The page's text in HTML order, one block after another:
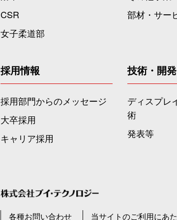
CSR
女子柔道部
部材・サー
採用情報
採用部門からのメッセージ
大卒採用
キャリア採用
技術・開発
ディスプレ
術
発表等
各種お問い合わせ 当サイトのご利用にあ